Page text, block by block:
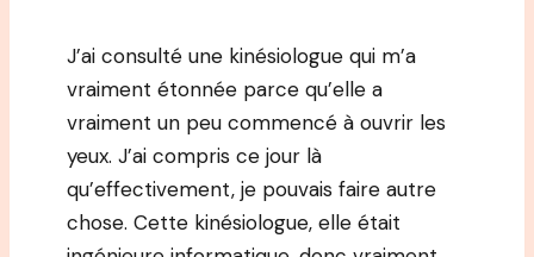
J’ai consulté une kinésiologue qui m’a
vraiment étonnée parce qu’elle a
vraiment un peu commencé à ouvrir les
yeux. J’ai compris ce jour là
qu’effectivement, je pouvais faire autre
chose. Cette kinésiologue, elle était